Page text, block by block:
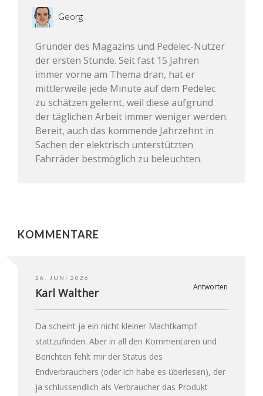
Georg
Gründer des Magazins und Pedelec-Nutzer
der ersten Stunde. Seit fast 15 Jahren
immer vorne am Thema dran, hat er
mittlerweile jede Minute auf dem Pedelec
zu schätzen gelernt, weil diese aufgrund
der täglichen Arbeit immer weniger werden.
Bereit, auch das kommende Jahrzehnt in
Sachen der elektrisch unterstützten
Fahrräder bestmöglich zu beleuchten.
KOMMENTARE
26. JUNI 2026
Antworten
Karl Walther
Da scheint ja ein nicht kleiner Machtkampf
stattzufinden. Aber in all den Kommentaren und
Berichten fehlt mir der Status des
Endverbrauchers (oder ich habe es überlesen), der
ja schlussendlich als Verbraucher das Produkt